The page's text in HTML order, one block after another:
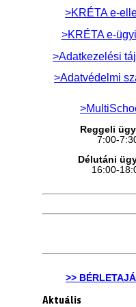
>KRÉTA e-
>KRÉTA e-
>Adatkezelési
>Adatvédelmi
Reggeli
7:00-
Délutáni
16:00-
>>
Aktuális